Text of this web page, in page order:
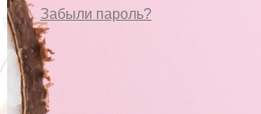
Забыли пароль?